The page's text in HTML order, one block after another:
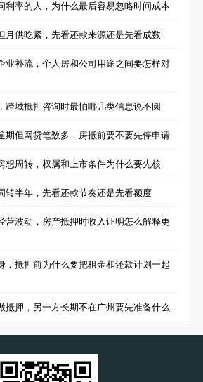
利率的人，为什么最后容易忽略时间成本
月供吃紧，先看还款来源还是先看成数
业补流，个人房和公司用途之间要怎样对
跨城抵押咨询时最怕哪几类信息说不圆
期但网贷笔数多，房抵前要不要先停申请
想周转，权属和上市条件为什么要先核
转半年，先看还款节奏还是先看额度
营波动，房产抵押时收入证明怎么解释更
，抵押前为什么要把租金和还款计划一起
抵押，另一方长期不在广州要先准备什么